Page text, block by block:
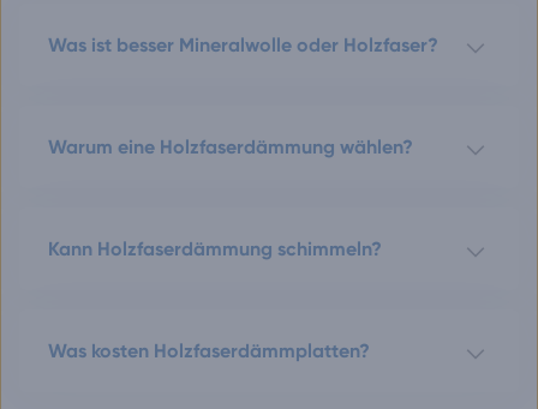
Was ist besser Mineralwolle oder Holzfaser?
Warum eine Holzfaserdämmung wählen?
Kann Holzfaserdämmung schimmeln?
Was kosten Holzfaserdämmplatten?